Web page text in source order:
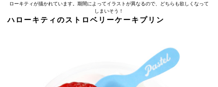
ローキティが描かれています。期間によってイラストが異なるので、どちらも欲しくなって
しまいそう！
ハローキティのストロベリーケーキプリン